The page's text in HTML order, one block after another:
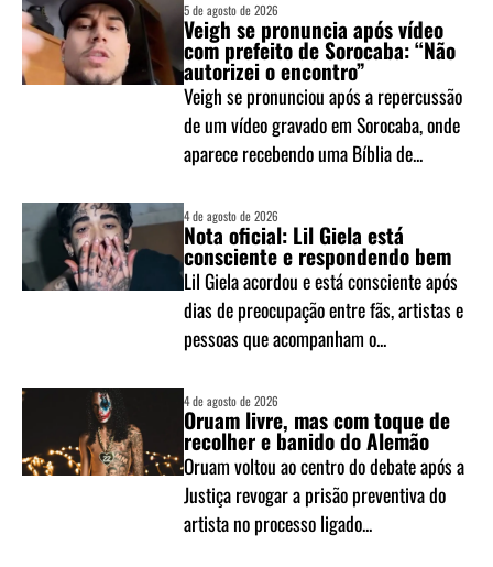
5 de agosto de 2026
Veigh se pronuncia após vídeo
com prefeito de Sorocaba: “Não
autorizei o encontro”
Veigh se pronunciou após a repercussão
de um vídeo gravado em Sorocaba, onde
aparece recebendo uma Bíblia de...
4 de agosto de 2026
Nota oficial: Lil Giela está
consciente e respondendo bem
Lil Giela acordou e está consciente após
dias de preocupação entre fãs, artistas e
pessoas que acompanham o...
4 de agosto de 2026
Oruam livre, mas com toque de
recolher e banido do Alemão
Oruam voltou ao centro do debate após a
Justiça revogar a prisão preventiva do
artista no processo ligado...